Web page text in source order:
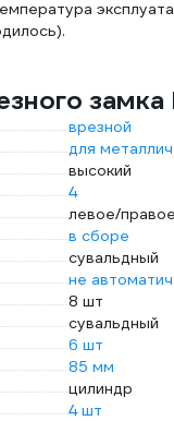
замка
врезной
для
высокий
4
левое/правое
в сборе
сувальдный
не
8 шт
сувальдный
6 шт
85 мм
цилиндр
4 шт